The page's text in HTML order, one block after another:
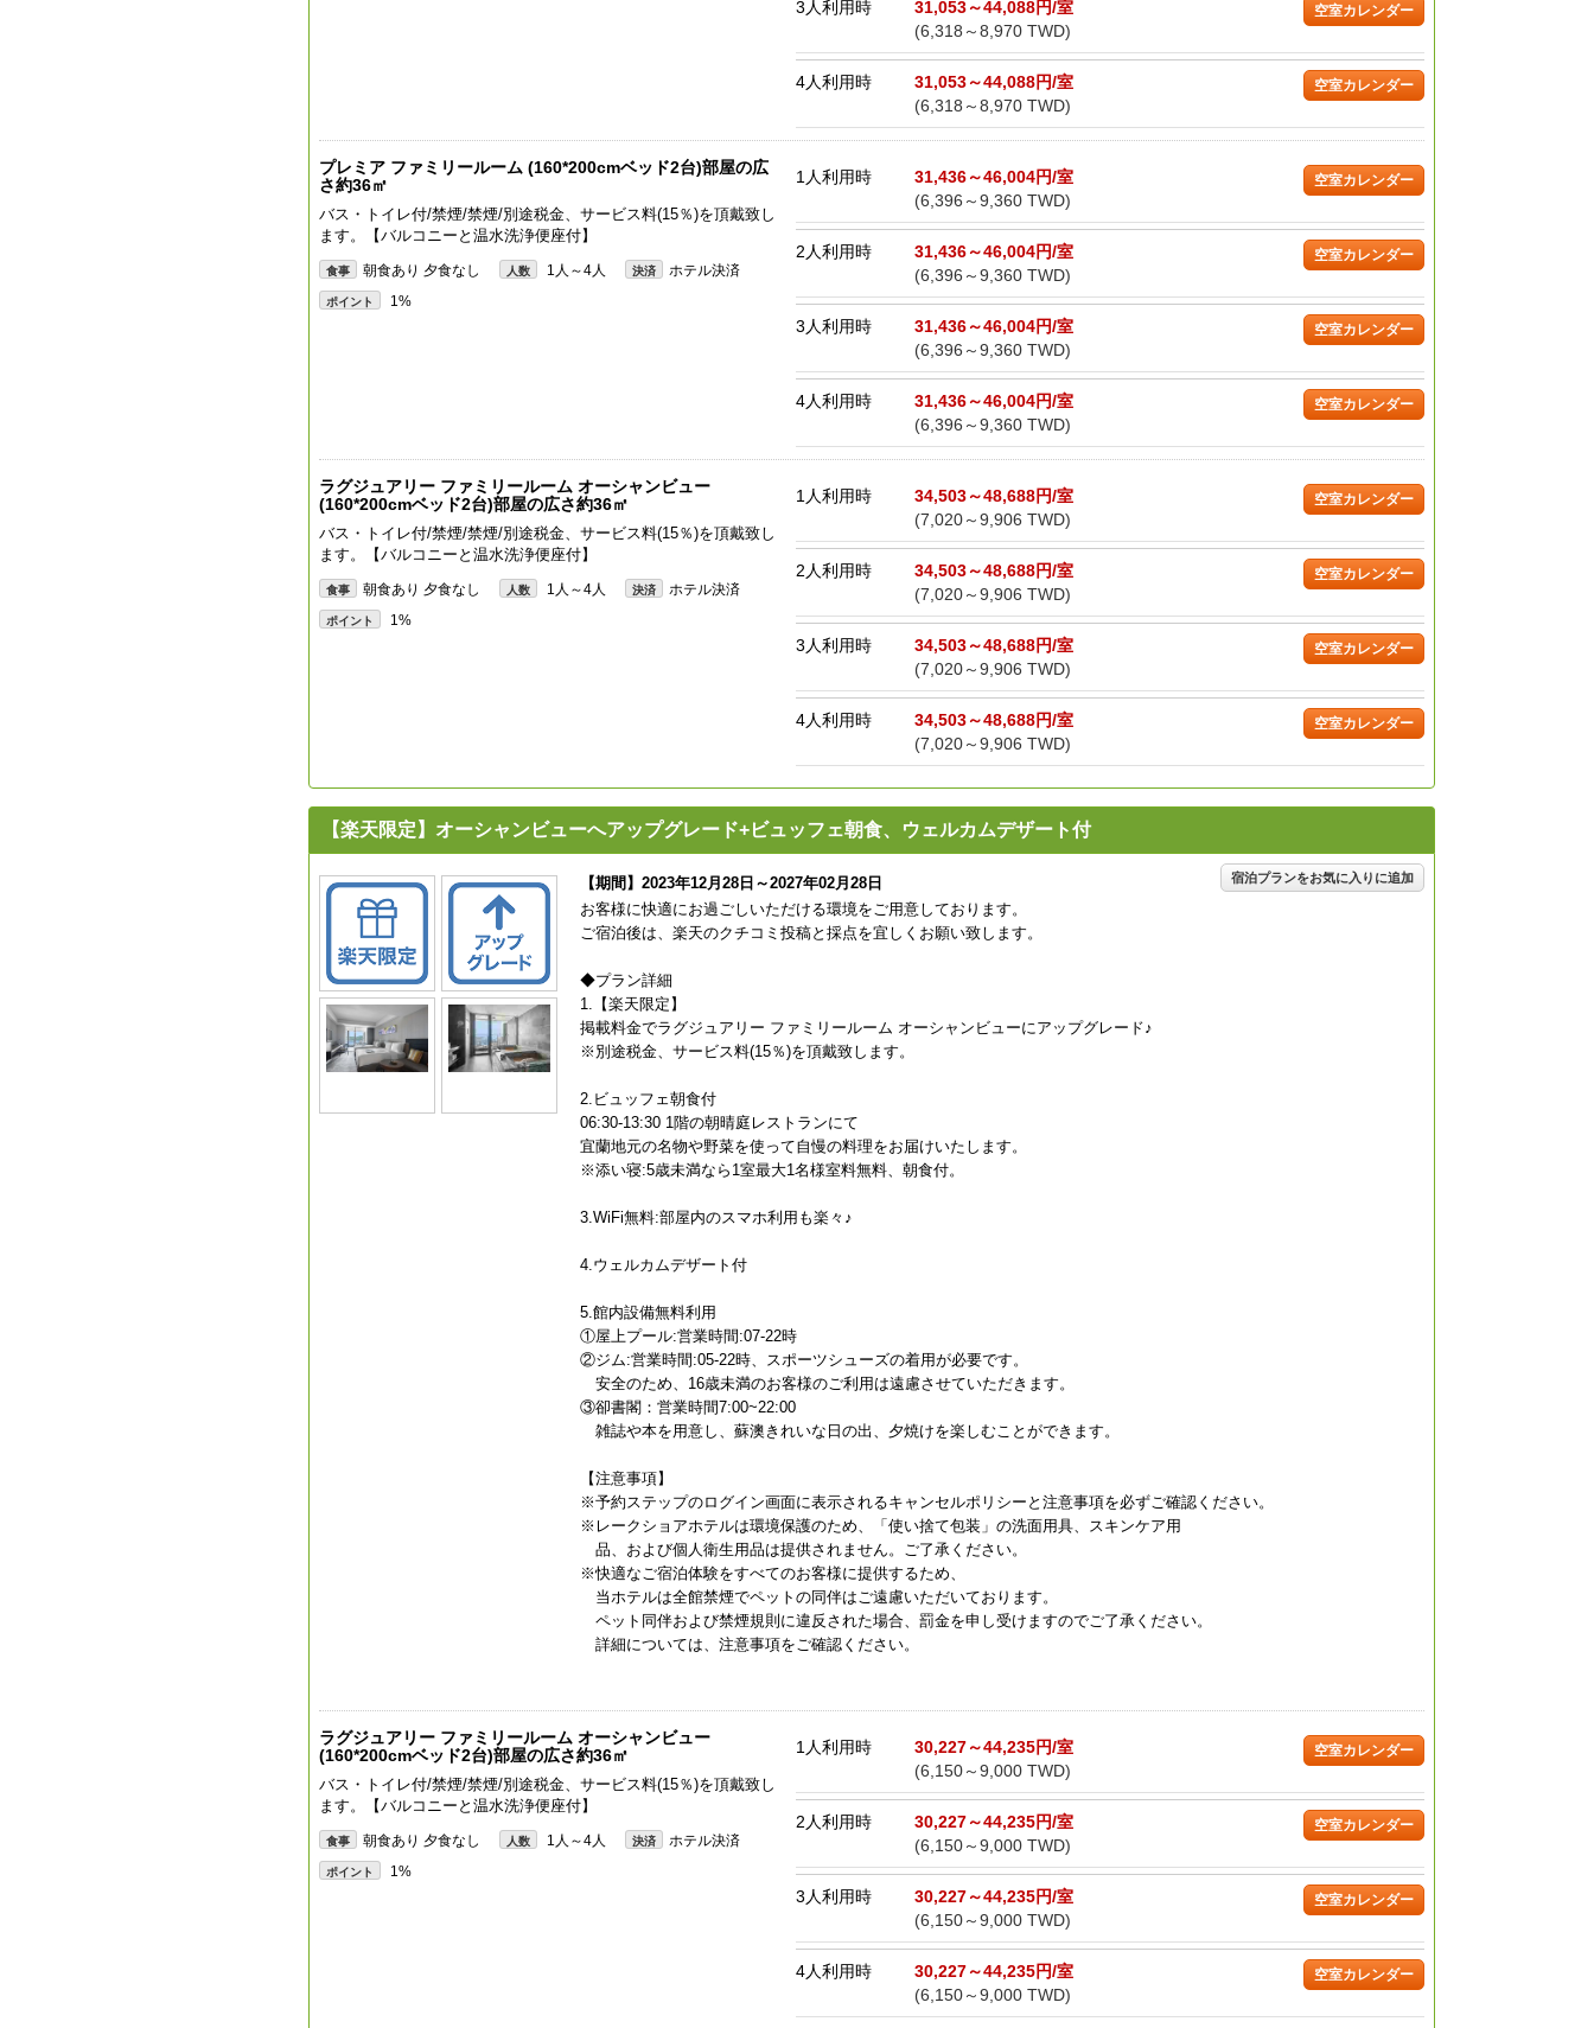
3人利用時
31,053～44,088円/室
(6,318～8,970 TWD)
空室カレンダー
4人利用時
31,053～44,088円/室
(6,318～8,970 TWD)
空室カレンダー
プレミア ファミリールーム (160*200cmベッド2台)部屋の広
さ約36㎡
バス・トイレ付/禁煙/禁煙/別途税金、サービス料(15％)を頂戴致し
ます。【バルコニーと温水洗浄便座付】
食事 朝食あり 夕食なし 人数 1人～4人 決済 ホテル決済
ポイント 1%
1人利用時
31,436～46,004円/室
(6,396～9,360 TWD)
空室カレンダー
2人利用時
31,436～46,004円/室
(6,396～9,360 TWD)
空室カレンダー
3人利用時
31,436～46,004円/室
(6,396～9,360 TWD)
空室カレンダー
4人利用時
31,436～46,004円/室
(6,396～9,360 TWD)
空室カレンダー
ラグジュアリー ファミリールーム オーシャンビュー
(160*200cmベッド2台)部屋の広さ約36㎡
バス・トイレ付/禁煙/禁煙/別途税金、サービス料(15％)を頂戴致し
ます。【バルコニーと温水洗浄便座付】
食事 朝食あり 夕食なし 人数 1人～4人 決済 ホテル決済
ポイント 1%
1人利用時
34,503～48,688円/室
(7,020～9,906 TWD)
空室カレンダー
2人利用時
34,503～48,688円/室
(7,020～9,906 TWD)
空室カレンダー
3人利用時
34,503～48,688円/室
(7,020～9,906 TWD)
空室カレンダー
4人利用時
34,503～48,688円/室
(7,020～9,906 TWD)
空室カレンダー
【楽天限定】オーシャンビューへアップグレード+ビュッフェ朝食、ウェルカムデザート付
宿泊プランをお気に入りに追加
【期間】2023年12月28日～2027年02月28日
お客様に快適にお過ごしいただける環境をご用意しております。
ご宿泊後は、楽天のクチコミ投稿と採点を宜しくお願い致します。
◆プラン詳細
1.【楽天限定】
掲載料金でラグジュアリー ファミリールーム オーシャンビューにアップグレード♪
※別途税金、サービス料(15％)を頂戴致します。
2.ビュッフェ朝食付
06:30-13:30 1階の朝晴庭レストランにて
宜蘭地元の名物や野菜を使って自慢の料理をお届けいたします。
※添い寝:5歳未満なら1室最大1名様室料無料、朝食付。
3.WiFi無料:部屋内のスマホ利用も楽々♪
4.ウェルカムデザート付
5.館内設備無料利用
①屋上プール:営業時間:07-22時
②ジム:営業時間:05-22時、スポーツシューズの着用が必要です。
安全のため、16歳未満のお客様のご利用は遠慮させていただきます。
③卻書閣：営業時間7:00~22:00
雑誌や本を用意し、蘇澳きれいな日の出、夕焼けを楽しむことができます。
【注意事項】
※予約ステップのログイン画面に表示されるキャンセルポリシーと注意事項を必ずご確認ください。
※レークショアホテルは環境保護のため、「使い捨て包装」の洗面用具、スキンケア用
品、および個人衛生用品は提供されません。ご了承ください。
※快適なご宿泊体験をすべてのお客様に提供するため、
当ホテルは全館禁煙でペットの同伴はご遠慮いただいております。
ペット同伴および禁煙規則に違反された場合、罰金を申し受けますのでご了承ください。
詳細については、注意事項をご確認ください。
ラグジュアリー ファミリールーム オーシャンビュー
(160*200cmベッド2台)部屋の広さ約36㎡
バス・トイレ付/禁煙/禁煙/別途税金、サービス料(15％)を頂戴致し
ます。【バルコニーと温水洗浄便座付】
食事 朝食あり 夕食なし 人数 1人～4人 決済 ホテル決済
ポイント 1%
1人利用時
30,227～44,235円/室
(6,150～9,000 TWD)
空室カレンダー
2人利用時
30,227～44,235円/室
(6,150～9,000 TWD)
空室カレンダー
3人利用時
30,227～44,235円/室
(6,150～9,000 TWD)
空室カレンダー
4人利用時
30,227～44,235円/室
(6,150～9,000 TWD)
空室カレンダー